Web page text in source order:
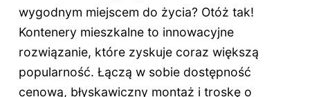
wygodnym miejscem do życia? Otóż tak!
Kontenery mieszkalne to innowacyjne
rozwiązanie, które zyskuje coraz większą
popularność. Łączą w sobie dostępność
cenową, błyskawiczny montaż i troskę o